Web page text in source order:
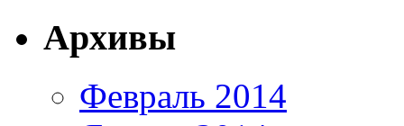
Архивы
Февраль 2014